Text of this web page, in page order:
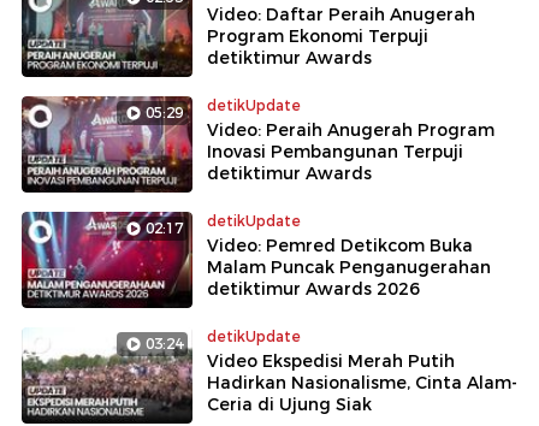
Video: Daftar Peraih Anugerah
Program Ekonomi Terpuji
detiktimur Awards
05:29 detikUpdate
Video: Peraih Anugerah Program
Inovasi Pembangunan Terpuji
detiktimur Awards
02:17 detikUpdate
Video: Pemred Detikcom Buka
Malam Puncak Penganugerahan
detiktimur Awards 2026
03:24 detikUpdate
Video Ekspedisi Merah Putih
Hadirkan Nasionalisme, Cinta Alam-
Ceria di Ujung Siak